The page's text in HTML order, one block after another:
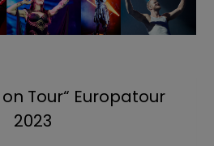
on Tour“ Europatour
2023